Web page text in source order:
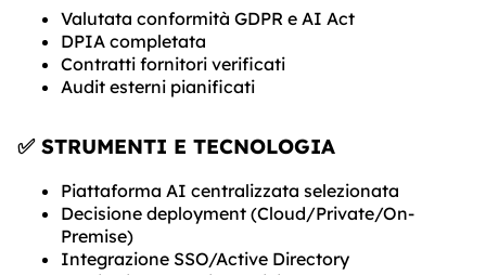
Valutata conformità GDPR e AI Act
DPIA completata
Contratti fornitori verificati
Audit esterni pianificati
✅ STRUMENTI E TECNOLOGIA
Piattaforma AI centralizzata selezionata
Decisione deployment (Cloud/Private/On-
Premise)
Integrazione SSO/Active Directory